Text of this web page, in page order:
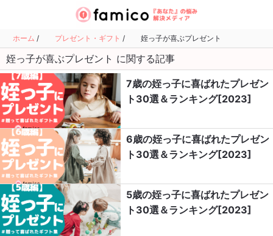
ホーム / プレゼント・ギフト / 姪っ子が喜ぶプレゼント
姪っ子が喜ぶプレゼント に関する記事
7歳の姪っ子に喜ばれたプレゼン
ト30選＆ランキング[2023]
6歳の姪っ子に喜ばれたプレゼン
ト30選＆ランキング[2023]
5歳の姪っ子に喜ばれたプレゼン
ト30選＆ランキング[2023]